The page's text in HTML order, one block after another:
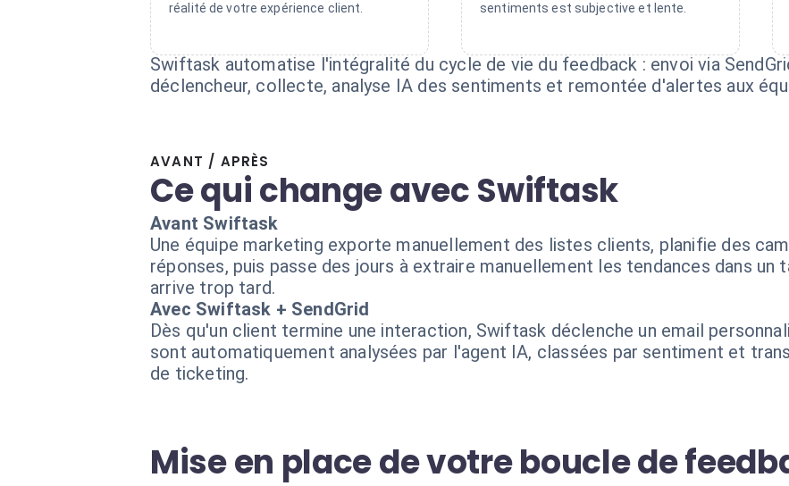
réalité de votre expérience client.
sentiments est subjective et lente.
Swiftask automatise l'intégralité du cycle de vie du feedback : envoi via
déclencheur, collecte, analyse IA des sentiments et remontée d'alertes aux
AVANT / APRÈS
Ce qui change avec Swiftask
Avant Swiftask
Une équipe marketing exporte manuellement des listes clients, planifie des
réponses, puis passe des jours à extraire manuellement les tendances dans un
arrive trop tard.
Avec Swiftask + SendGrid
Dès qu'un client termine une interaction, Swiftask déclenche un email
sont automatiquement analysées par l'agent IA, classées par sentiment et
de ticketing.
Mise en place de votre boucle de